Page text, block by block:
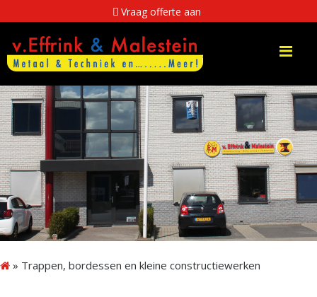
Vraag offerte aan
» Trappen, bordessen en kleine constructiewerken